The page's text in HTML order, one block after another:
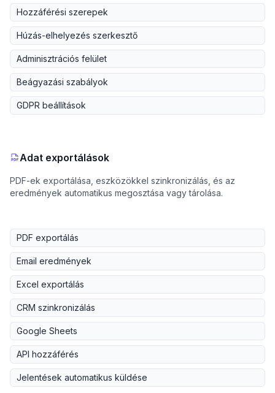
Hozzáférési szerepek
Húzás-elhelyezés szerkesztő
Adminisztrációs felület
Beágyazási szabályok
GDPR beállítások
Adat exportálások
PDF-ek exportálása, eszközökkel szinkronizálás, és az
eredmények automatikus megosztása vagy tárolása.
PDF exportálás
Email eredmények
Excel exportálás
CRM szinkronizálás
Google Sheets
API hozzáférés
Jelentések automatikus küldése